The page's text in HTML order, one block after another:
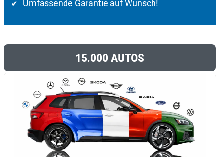
✔ Umfassende Garantie auf Wunsch!
15.000 AUTOS